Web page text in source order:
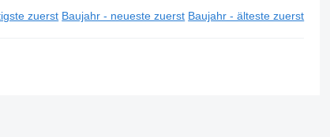
zuerst Baujahr - neueste zuerst Baujahr - älteste zuerst